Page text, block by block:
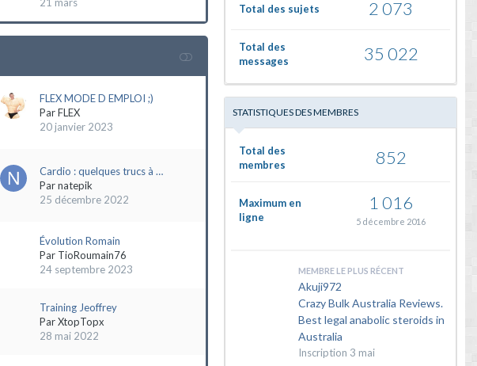
FLEX MODE D EMPLOI ;)
ParFLEX
20 janvier 2023
Cardio : quelques trucs à …
Parnatepik
25 décembre 2022
Évolution Romain
Par TioRoumain76
24 septembre 2023
Training Jeoffrey
ParXtopTopx
28 mai 2022
Total des sujets 2 073
Total des
messages
35 022
STATISTIQUES DES MEMBRES
Total des
membres
852
Maximum en
ligne
1 016
5 décembre 2016
MEMBRE LE PLUS RÉCENT
Akuji972
Crazy Bulk Australia Reviews.
Best legal anabolic steroids in
Australia
Inscription 3 mai